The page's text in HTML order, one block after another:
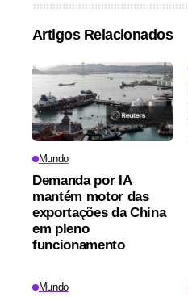
Artigos Relacionados
Mundo
Demanda por IA
mantém motor das
exportações da China
em pleno
funcionamento
Mundo